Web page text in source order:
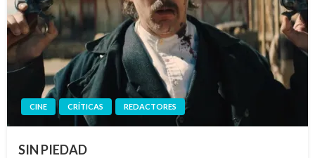
CINE CRÍTICAS REDACTORES
SIN PIEDAD